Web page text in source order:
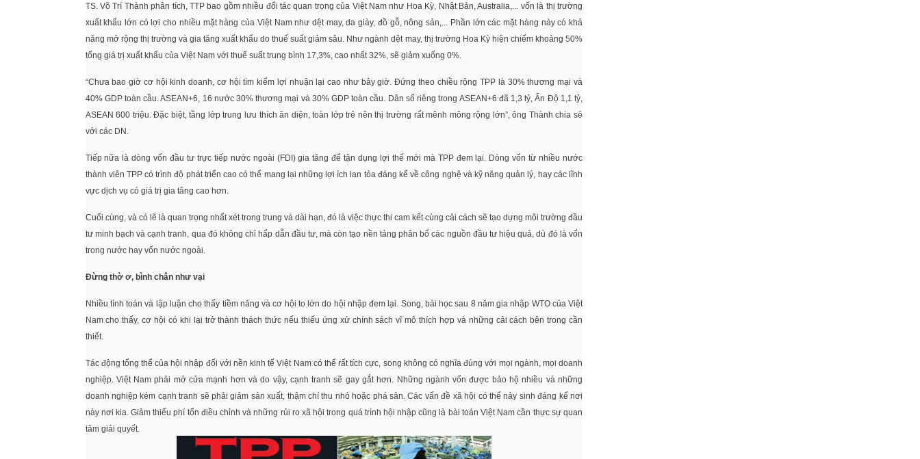
TS. Võ Trí Thành phân tích, TTP bao gồm nhiều đối tác quan trọng của Việt Nam như Hoa Kỳ, Nhật Bản, Australia,... vốn là thị trường
xuất khẩu lớn có lợi cho nhiều mặt hàng của Việt Nam như dệt may, da giày, đồ gỗ, nông sản,... Phần lớn các mặt hàng này có khả
năng mở rộng thị trường và gia tăng xuất khẩu do thuế suất giảm sâu. Như ngành dệt may, thị trường Hoa Kỳ hiện chiếm khoảng 50%
tổng giá trị xuất khẩu của Việt Nam với thuế suất trung bình 17,3%, cao nhất 32%, sẽ giảm xuống 0%.
“Chưa bao giờ cơ hội kinh doanh, cơ hội tìm kiếm lợi nhuận lại cao như bây giờ. Đứng theo chiều rộng TPP là 30% thương mại và
40% GDP toàn cầu. ASEAN+6, 16 nước 30% thương mại và 30% GDP toàn cầu. Dân số riêng trong ASEAN+6 đã 1,3 tỷ, Ấn Độ 1,1 tỷ,
ASEAN 600 triệu. Đặc biệt, tầng lớp trung lưu thích ăn diện, toàn lớp trẻ nên thị trường rất mênh mông rộng lớn”, ông Thành chia sẻ
với các DN.
Tiếp nữa là dòng vốn đầu tư trực tiếp nước ngoài (FDI) gia tăng để tận dụng lợi thế mới mà TPP đem lại. Dòng vốn từ nhiều nước
thành viên TPP có trình độ phát triển cao có thể mang lại những lợi ích lan tỏa đáng kể về công nghệ và kỹ năng quản lý, hay các lĩnh
vực dịch vụ có giá trị gia tăng cao hơn.
Cuối cùng, và có lẽ là quan trọng nhất xét trong trung và dài hạn, đó là việc thực thi cam kết cùng cải cách sẽ tạo dựng môi trường đầu
tư minh bạch và cạnh tranh, qua đó không chỉ hấp dẫn đầu tư, mà còn tạo nền tảng phân bổ các nguồn đầu tư hiệu quả, dù đó là vốn
trong nước hay vốn nước ngoài.
Đừng thờ ơ, bình chân như vại
Nhiều tính toán và lập luận cho thấy tiềm năng và cơ hội to lớn do hội nhập đem lại. Song, bài học sau 8 năm gia nhập WTO của Việt
Nam cho thấy, cơ hội có khi lại trở thành thách thức nếu thiếu ứng xử chính sách vĩ mô thích hợp và những cải cách bên trong cần
thiết.
Tác động tổng thể của hội nhập đối với nền kinh tế Việt Nam có thể rất tích cực, song không có nghĩa đúng với mọi ngành, mọi doanh
nghiệp. Việt Nam phải mở cửa mạnh hơn và do vậy, cạnh tranh sẽ gay gắt hơn. Những ngành vốn được bảo hộ nhiều và những
doanh nghiệp kém cạnh tranh sẽ phải giảm sản xuất, thậm chí thu nhỏ hoặc phá sản. Các vấn đề xã hội có thể nảy sinh đáng kể nơi
này nơi kia. Giảm thiểu phí tổn điều chỉnh và những rủi ro xã hội trong quá trình hội nhập cũng là bài toán Việt Nam cần thực sự quan
tâm giải quyết.